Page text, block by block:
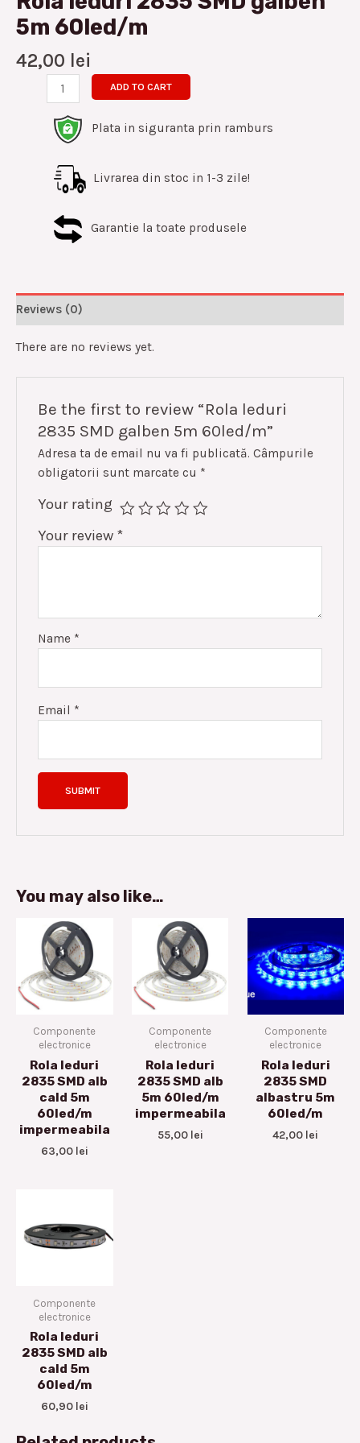
5m 60led/m
42,00 lei
ADD TO CART
Plata in siguranta prin ramburs
Livrarea din stoc in 1-3 zile!
Garantie la toate produsele
Reviews (0)
There are no reviews yet.
Be the first to review “Rola leduri
2835 SMD galben 5m 60led/m”
Adresa ta de email nu va fi publicată. Câmpurile
obligatorii sunt marcate cu *
Your rating
Your review *
Name *
Email *
You may also like…
Componente
electronice
Rola leduri
2835 SMD alb
cald 5m
60led/m
impermeabila
63,00 lei
Componente
electronice
Rola leduri
2835 SMD alb
5m 60led/m
impermeabila
55,00 lei
Componente
electronice
Rola leduri
2835 SMD
albastru 5m
60led/m
42,00 lei
Componente
electronice
Rola leduri
2835 SMD alb
cald 5m
60led/m
60,90 lei